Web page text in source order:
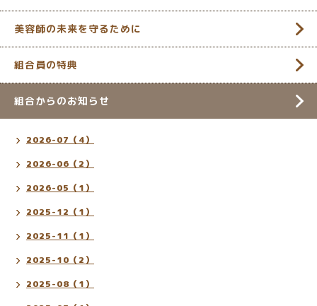
美容師の未来を守るために
組合員の特典
組合からのお知らせ
2026-07（4）
2026-06（2）
2026-05（1）
2025-12（1）
2025-11（1）
2025-10（2）
2025-08（1）